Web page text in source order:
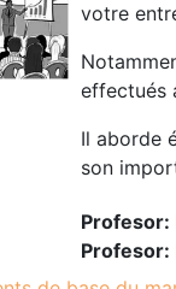
votre
effectués
Il aborde
son
Profesor:
Profesor: